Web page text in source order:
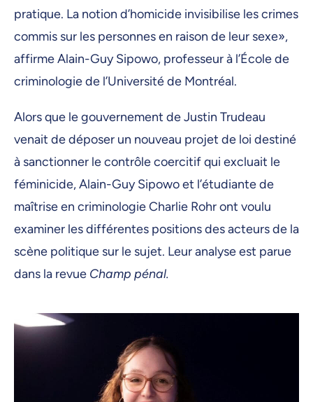
pratique. La notion d’homicide invisibilise les crimes
commis sur les personnes en raison de leur sexe»,
affirme Alain-Guy Sipowo, professeur à l’École de
criminologie de l’Université de Montréal.
Alors que le gouvernement de Justin Trudeau
venait de déposer un nouveau projet de loi destiné
à sanctionner le contrôle coercitif qui excluait le
féminicide, Alain-Guy Sipowo et l’étudiante de
maîtrise en criminologie Charlie Rohr ont voulu
examiner les différentes positions des acteurs de la
scène politique sur le sujet. Leur analyse est parue
dans la revue Champ pénal.